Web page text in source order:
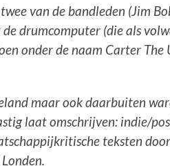
van de bandleden (Jim
de drumcomputer (die als
onder de naam Carter
maar ook daarbuiten
laat omschrijven: indie/
teksten